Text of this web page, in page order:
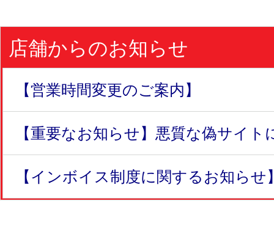
店舗からのお知らせ
【営業時間変更のご案内】
【重要なお知らせ】悪質な偽サイト
【インボイス制度に関するお知らせ